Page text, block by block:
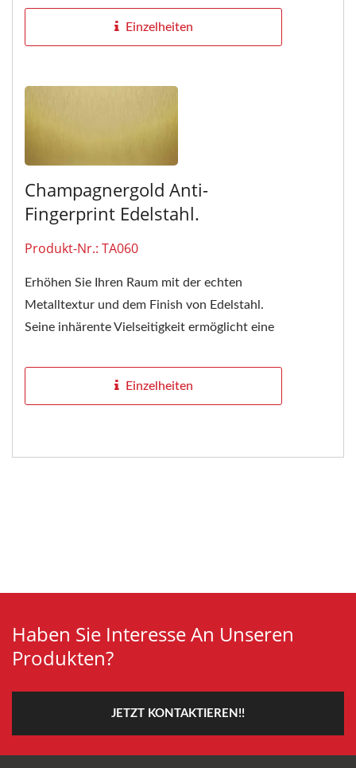
Einzelheiten
Champagnergold Anti-
Fingerprint Edelstahl.
Produkt-Nr.: TA060
Erhöhen Sie Ihren Raum mit der echten
Metalltextur und dem Finish von Edelstahl.
Seine inhärente Vielseitigkeit ermöglicht eine
Einzelheiten
Haben Sie Interesse An Unseren
Produkten?
JETZT KONTAKTIEREN!!